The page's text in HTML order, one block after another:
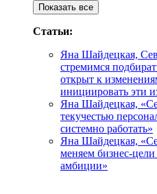
Показать все
Статьи:
Яна Шайдецкая,
стремимся
открыт к
инициировать эти
Яна Шайдецкая,
текучестью
системно работать»
Яна Шайдецкая,
меняем бизнес-
амбиции»